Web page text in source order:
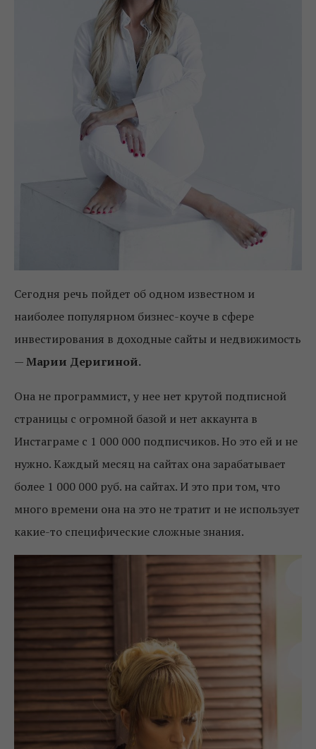
Сегодня речь пойдет об одном известном и
наиболее популярном бизнес-коуче в сфере
инвестирования в доходные сайты и недвижимость
—Марии Деригиной.
Она не программист, у нее нет крутой подписной
страницы с огромной базой и нет аккаунта в
Инстаграме с 1 000 000 подписчиков. Но это ей и не
нужно. Каждый месяц на сайтах она зарабатывает
более 1 000 000 руб. на сайтах. И это при том, что
много времени она на это не тратит и не использует
какие-то специфические сложные знания.